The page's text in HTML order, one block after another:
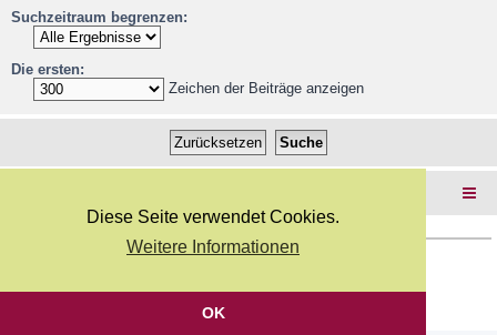
Diese Seite verwendet Cookies.
Weitere Informationen
OK
Suchzeitraum begrenzen:
Die ersten:
Zeichen der Beiträge anzeigen
Deutsche Übersetzung durchphpBB.de